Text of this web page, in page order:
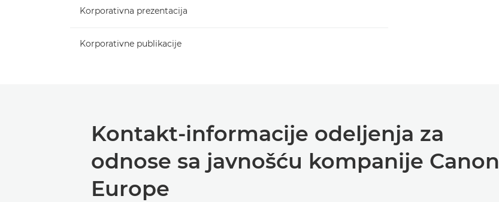
Korporativna prezentacija
Korporativne publikacije
Kontakt-informacije odeljenja za
odnose sa javnošću kompanije Canon
Europe